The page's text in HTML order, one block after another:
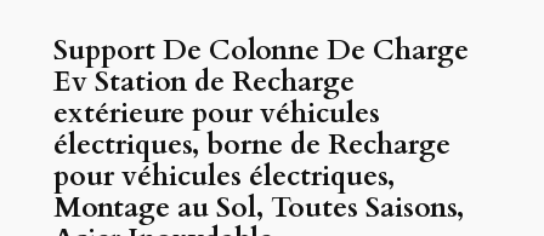
Support De Colonne De Charge
Ev Station de Recharge
extérieure pour véhicules
électriques, borne de Recharge
pour véhicules électriques,
Montage au Sol, Toutes Saisons,